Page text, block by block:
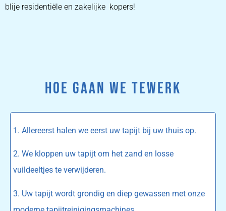
blije residentiële en zakelijke kopers!
HOE GAAN WE TEWERK
1. Allereerst halen we eerst uw tapijt bij uw thuis op.
2. We kloppen uw tapijt om het zand en losse
vuildeeltjes te verwijderen.
3. Uw tapijt wordt grondig en diep gewassen met onze